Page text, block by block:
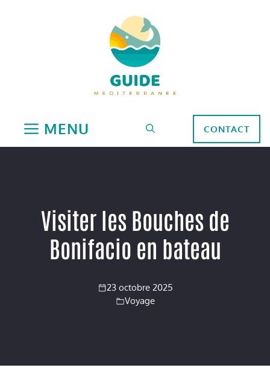
MENU CONTACT
Visiter les Bouches de
Bonifacio en bateau
23 octobre 2025
Voyage